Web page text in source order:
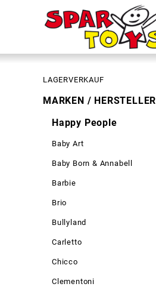
LAGERVERKAUF
MARKEN / HERSTELLER
Happy People
Baby Art
Baby Born & Annabell
Barbie
Brio
Bullyland
Carletto
Chicco
Clementoni